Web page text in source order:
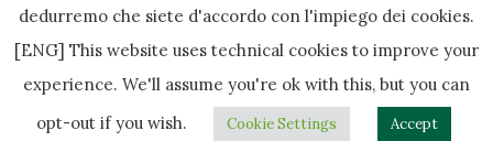
Copyright © 2010-2022 by Pikniq - All Rights Reserved except where
specified / Tema per
ColorlibDisegnato da WordPress
dedurremo che siete d'accordo con l'impiego dei cookies.
[ENG] This website uses technical cookies to improve your
experience. We'll assume you're ok with this, but you can
opt-out if you wish.
Cookie Settings Accept